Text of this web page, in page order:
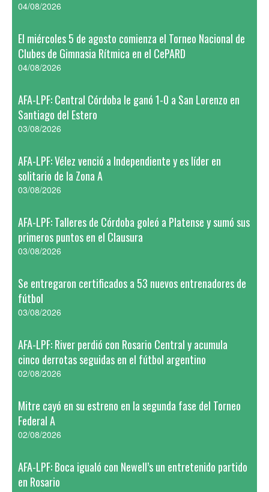
04/08/2026
El miércoles 5 de agosto comienza el Torneo Nacional de
Clubes de Gimnasia Rítmica en el CePARD
04/08/2026
AFA-LPF: Central Córdoba le ganó 1-0 a San Lorenzo en
Santiago del Estero
03/08/2026
AFA-LPF: Vélez venció a Independiente y es líder en
solitario de la Zona A
03/08/2026
AFA-LPF: Talleres de Córdoba goleó a Platense y sumó sus
primeros puntos en el Clausura
03/08/2026
Se entregaron certificados a 53 nuevos entrenadores de
fútbol
03/08/2026
AFA-LPF: River perdió con Rosario Central y acumula
cinco derrotas seguidas en el fútbol argentino
02/08/2026
Mitre cayó en su estreno en la segunda fase del Torneo
Federal A
02/08/2026
AFA-LPF: Boca igualó con Newell’s un entretenido partido
en Rosario